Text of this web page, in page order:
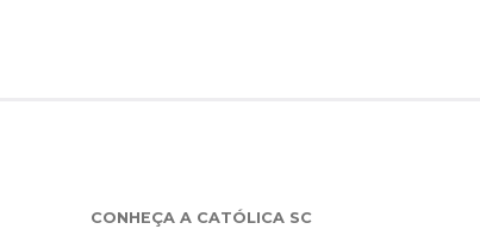
CONHEÇA A CATÓLICA SC